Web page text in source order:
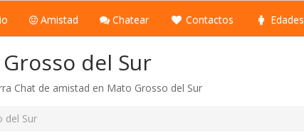
Amistad Chatear Contactos Edades
del Sur
Chat de amistad en Mato Grosso del Sur
del Sur